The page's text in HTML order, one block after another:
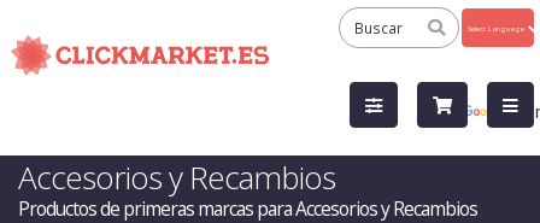
by
Accesorios y Recambios
Productos de primeras marcas para Accesorios y Recambios